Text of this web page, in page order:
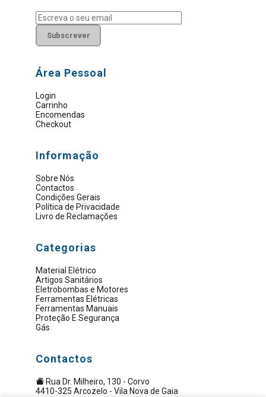
Subscrever
Área Pessoal
Login
Carrinho
Encomendas
Checkout
Informação
Sobre Nós
Contactos
Condições Gerais
Política de Privacidade
Livro de Reclamações
Categorias
Material Elétrico
Artigos Sanitários
Eletrobombas e Motores
Ferramentas Elétricas
Ferramentas Manuais
Proteção E Segurança
Gás
Contactos
Rua Dr. Milheiro, 130 - Corvo
4410-325 Arcozelo - Vila Nova de Gaia